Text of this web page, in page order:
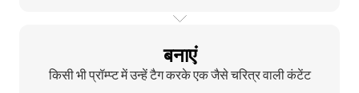
बनाएं
किसी भी प्रॉम्प्ट में उन्हें टैग करके एक जैसे चरित्र वाली कंटेंट